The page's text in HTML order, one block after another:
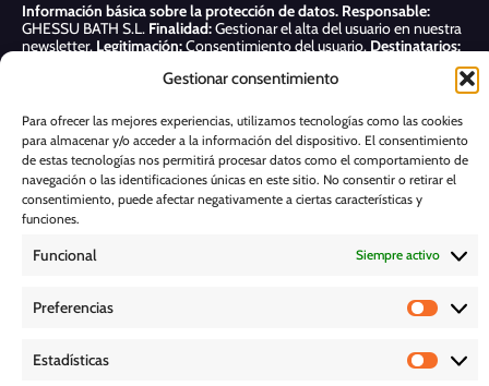
Gestionar consentimiento
Para ofrecer las mejores experiencias, utilizamos tecnologías como las cookies
para almacenar y/o acceder a la información del dispositivo. El consentimiento
de estas tecnologías nos permitirá procesar datos como el comportamiento de
navegación o las identificaciones únicas en este sitio. No consentir o retirar el
consentimiento, puede afectar negativamente a ciertas características y
funciones.
Funcional Siempre activo
Preferencias
Estadísticas
Información básica sobre la protección de datos. Responsable:
GHESSU BATH S.L. Finalidad:Gestionar el alta del usuario en nuestra
newsletter. Legitimación:Consentimiento del usuario. Destinatarios:
Acceder, rectificar y suprimir, así como otros derechos, como se indica
Suscribirme
POLÍTICA DE COOKIES